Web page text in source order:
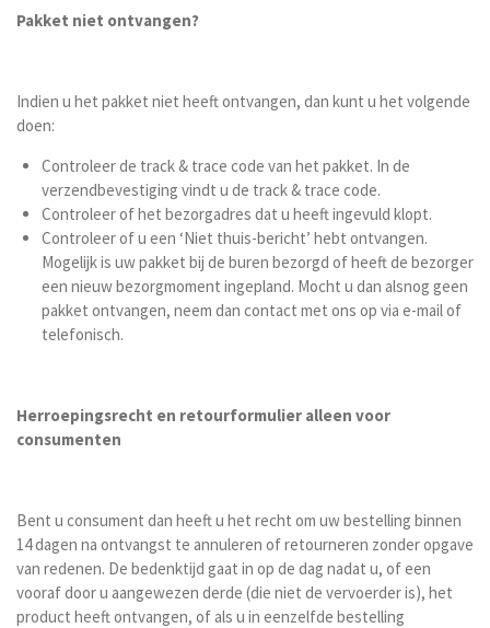
Pakket niet ontvangen?
Indien u het pakket niet heeft ontvangen, dan kunt u het volgende
doen:
Controleer de track & trace code van het pakket. In de
verzendbevestiging vindt u de track & trace code.
Controleer of het bezorgadres dat u heeft ingevuld klopt.
Controleer of u een ‘Niet thuis-bericht’ hebt ontvangen.
Mogelijk is uw pakket bij de buren bezorgd of heeft de bezorger
een nieuw bezorgmoment ingepland. Mocht u dan alsnog geen
pakket ontvangen, neem dan contact met ons op via e-mail of
telefonisch.
Herroepingsrecht en retourformulier alleen voor
consumenten
Bent u consument dan heeft u het recht om uw bestelling binnen
14 dagen na ontvangst te annuleren of retourneren zonder opgave
van redenen. De bedenktijd gaat in op de dag nadat u, of een
vooraf door u aangewezen derde (die niet de vervoerder is), het
product heeft ontvangen, of als u in eenzelfde bestelling